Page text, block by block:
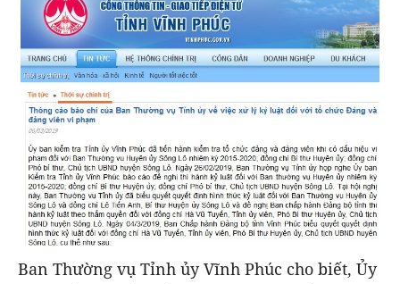
Ban Thường vụ Tỉnh ủy Vĩnh Phúc cho biết, Ủy